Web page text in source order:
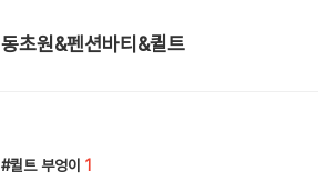
동초원&펜션바티&퀼트
퀼트 부엉이 1